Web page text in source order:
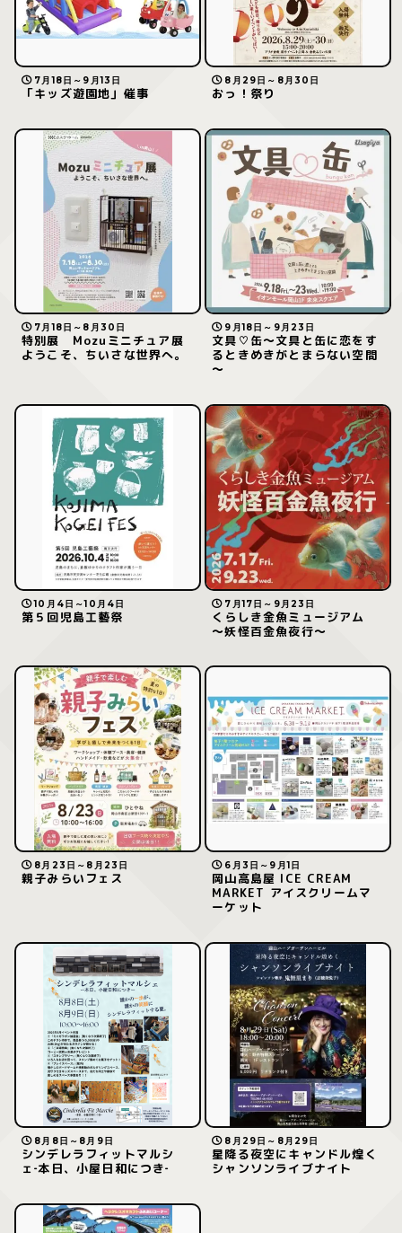
7月18日～9月13日
「キッズ遊園地」催事
8月29日～8月30日
おっ！祭り
7月18日～8月30日
特別展 Mozuミニチュア展
ようこそ、ちいさな世界へ。
9月18日～9月23日
文具♡缶～文具と缶に恋をす
るときめきがとまらない空間
～
10月4日～10月4日
第５回児島工藝祭
7月17日～9月23日
くらしき金魚ミュージアム
～妖怪百金魚夜行～
8月23日～8月23日
親子みらいフェス
6月3日～9月1日
岡山高島屋 ICE CREAM
MARKET アイスクリームマ
ーケット
8月8日～8月9日
シンデレラフィットマルシ
ェ‐本日、小屋日和につき‐
8月29日～8月29日
星降る夜空にキャンドル煌く
シャンソンライブナイト